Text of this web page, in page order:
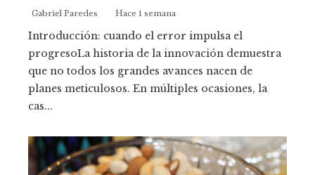
Gabriel Paredes Hace 1 semana
Introducción: cuando el error impulsa el
progresoLa historia de la innovación demuestra
que no todos los grandes avances nacen de
planes meticulosos. En múltiples ocasiones, la
cas...